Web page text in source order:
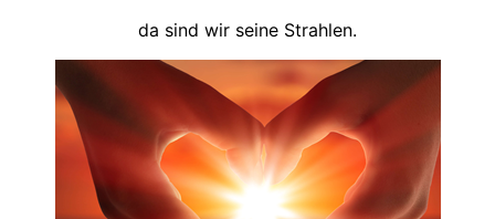
da sind wir seine Strahlen.